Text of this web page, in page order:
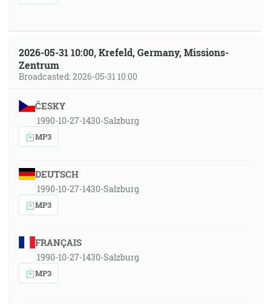
2026-05-31 10:00, Krefeld, Germany, Missions-
Zentrum
Broadcasted: 2026-05-31 10:00
ČESKY
1990-10-27-1430-Salzburg
MP3
DEUTSCH
1990-10-27-1430-Salzburg
MP3
FRANÇAIS
1990-10-27-1430-Salzburg
MP3